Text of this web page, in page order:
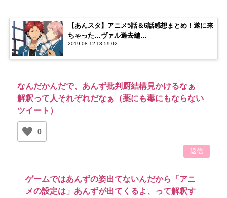
【あんスタ】アニメ5話＆6話感想まとめ！遂に来
ちゃった…ヴァル過去編…
2019-08-12 13:59:02
なんだかんだで、あんず批判厨結構見かけるなぁ
解釈って人それぞれだなぁ（薬にも毒にもならない
ツイート）
0
返信
ゲームではあんずの姿出てないんだから「アニ
メの設定は」あんずが出てくるよ、って解釈す